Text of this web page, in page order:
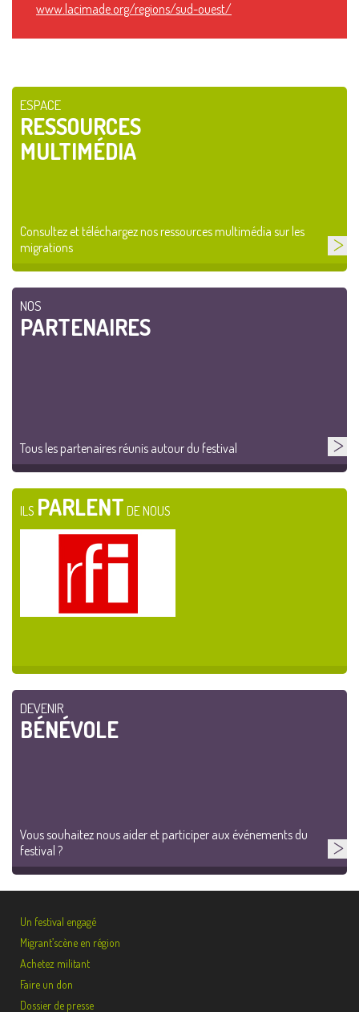
www.lacimade.org/regions/sud-ouest/
ESPACE
RESSOURCES
MULTIMÉDIA
Consultez et téléchargez nos ressources multimédia sur les
migrations
NOS
PARTENAIRES
Tous les partenaires réunis autour du festival
ILS PARLENT DE NOUS
DEVENIR
BÉNÉVOLE
Vous souhaitez nous aider et participer aux événements du
festival ?
Un festival engagé
Migrant’scène en région
Achetez militant
Faire un don
Dossier de presse